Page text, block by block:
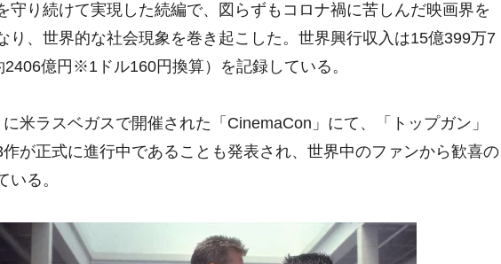
守り続けて実現した続編で、図らずもコロナ禍に苦しんだ映画界を
り、世界的な社会現象を巻き起こした。世界興行収入は15億399万7
2406億円※1ドル160円換算）を記録している。
米ラスベガスで開催された「CinemaCon」にて、「トップガン」
作が正式に進行中であることも発表され、世界中のファンから歓喜の
いる。